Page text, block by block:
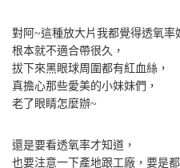
對阿~這種放大片我都覺得透氧率
根本就不適合帶很久，
拔下來黑眼球周圍都有紅血絲，
真擔心那些愛美的小妹妹們，
老了眼睛怎麼辦~
還是要看透氧率才知道，
也要注意一下產地跟工廠，要是